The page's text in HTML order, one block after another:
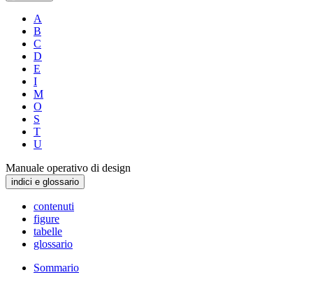
A
B
C
D
E
I
M
O
S
T
U
Manuale operativo di design
indici e glossario
contenuti
figure
tabelle
glossario
Sommario